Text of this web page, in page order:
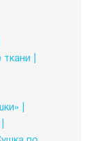
ткани